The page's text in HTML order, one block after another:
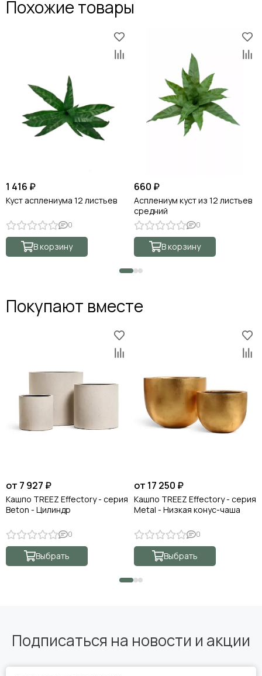
Похожие товары
1 416 ₽
Куст асплениума 12 листьев
0
В корзину
660 ₽
Асплениум куст из 12 листьев
средний
0
В корзину
Покупают вместе
от 7 927 ₽
Кашпо TREEZ Effectory - серия
Beton - Цилиндр
0
Выбрать
от 17 250 ₽
Кашпо TREEZ Effectory - серия
Metal - Низкая конус-чаша
0
Выбрать
Подписаться на новости и акции